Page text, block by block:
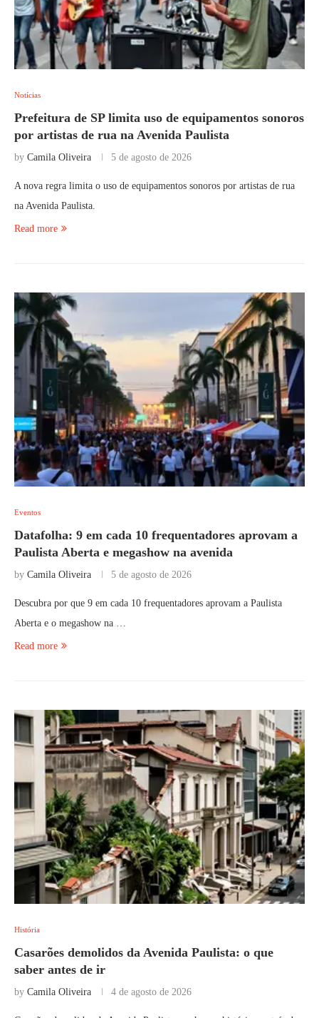
Notícias
Prefeitura de SP limita uso de equipamentos sonoros
por artistas de rua na Avenida Paulista
by Camila Oliveira 5 de agosto de 2026
A nova regra limita o uso de equipamentos sonoros por artistas de rua
na Avenida Paulista.
Read more
Eventos
Datafolha: 9 em cada 10 frequentadores aprovam a
Paulista Aberta e megashow na avenida
by Camila Oliveira 5 de agosto de 2026
Descubra por que 9 em cada 10 frequentadores aprovam a Paulista
Aberta e o megashow na …
Read more
História
Casarões demolidos da Avenida Paulista: o que
saber antes de ir
by Camila Oliveira 4 de agosto de 2026